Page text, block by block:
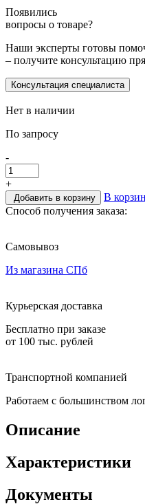
Появились
вопросы о товаре?
Наши эксперты готовы
– получите консультацию
Консультация специалиста
Нет в наличии
По запросу
-
+
Добавить в корзину В
Способ получения заказа:
Самовывоз
Из магазина СПб
Курьерская доставка
Бесплатно при заказе
от 100 тыс. рублей
Транспортной компанией
Работаем с большинством
Описание
Характеристики
Документы